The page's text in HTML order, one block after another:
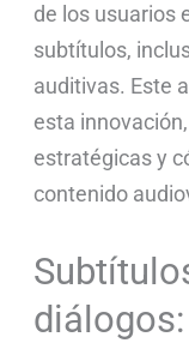
de los usuarios
subtítulos,
auditivas. Este
esta
estratégicas y
contenido